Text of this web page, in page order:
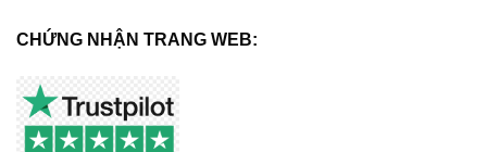
CHỨNG NHẬN TRANG WEB: